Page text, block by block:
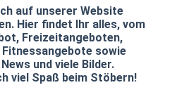
auf unserer Website
Hier findet Ihr alles, vom
Freizeitangeboten,
Fitnessangebote sowie
und viele Bilder.
viel Spaß beim Stöbern!